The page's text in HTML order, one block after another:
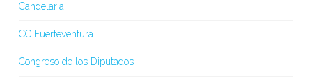
Candelaria
CC Fuerteventura
Congreso de los Diputados